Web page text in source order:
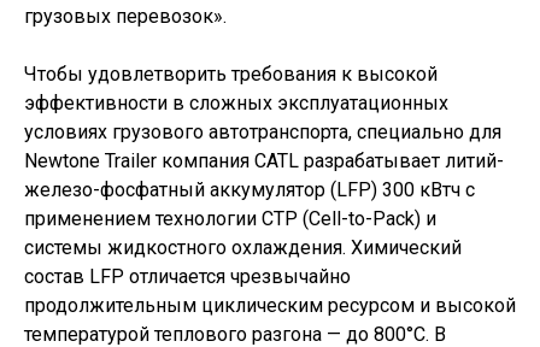
грузовых перевозок».
Чтобы удовлетворить требования к высокой
эффективности в сложных эксплуатационных
условиях грузового автотранспорта, специально для
Newtone Trailer компания CATL разрабатывает литий-
железо-фосфатный аккумулятор (LFP) 300 кВтч с
применением технологии СТР (Cell-to-Pack) и
системы жидкостного охлаждения. Химический
состав LFP отличается чрезвычайно
продолжительным циклическим ресурсом и высокой
температурой теплового разгона — до 800°C. В